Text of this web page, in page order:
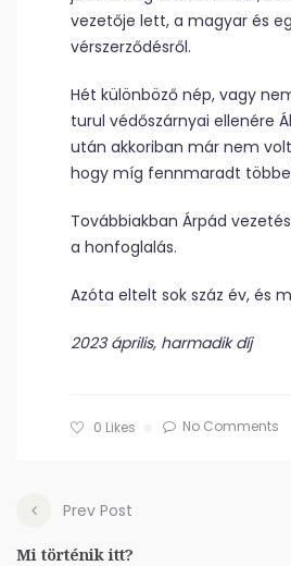
vezetője lett, a magyar és
vérszerződésről.
Hét különböző nép, vagy
turul védőszárnyai ellenére
után akkoriban már nem
hogy míg fennmaradt
Továbbiakban Árpád
a honfoglalás.
Azóta eltelt sok száz év, és
2023 április, harmadik díj
0 Likes No Comments
Prev Post
Mi történik itt?